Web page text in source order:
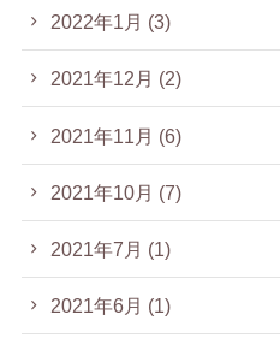
2022年1月 (3)
2021年12月 (2)
2021年11月 (6)
2021年10月 (7)
2021年7月 (1)
2021年6月 (1)